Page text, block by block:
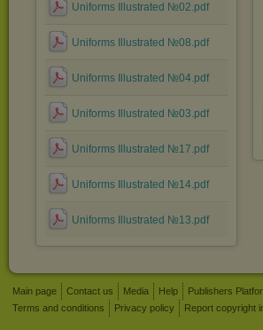
Uniforms Illustrated №02.pdf
Uniforms Illustrated №08.pdf
Uniforms Illustrated №04.pdf
Uniforms Illustrated №03.pdf
Uniforms Illustrated №17.pdf
Uniforms Illustrated №14.pdf
Uniforms Illustrated №13.pdf
Main page Contact us Media Help
Publishers
Terms and conditions
Privacy policy Report copyright